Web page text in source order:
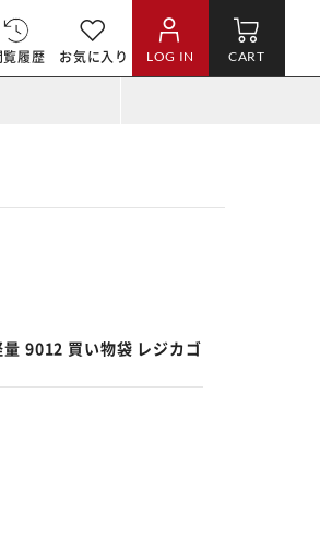
覧履歴 お気に入り LOG IN CART
9012 買い物袋 レジカゴ